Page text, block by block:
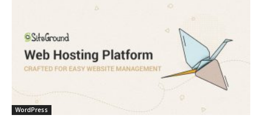
WordPress